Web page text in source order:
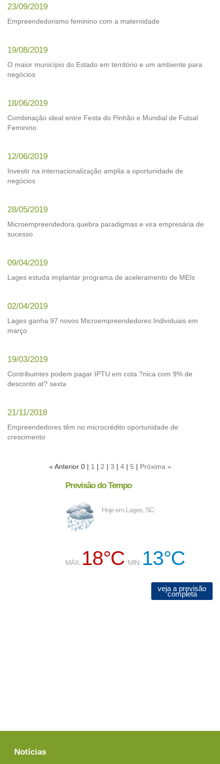
23/09/2019
Empreendedorismo feminino com a maternidade
19/08/2019
O maior município do Estado em território e um ambiente para
negócios
18/06/2019
Combinação ideal entre Festa do Pinhão e Mundial de Futsal
Feminino
12/06/2019
Investir na internacionalização amplia a oportunidade de
negócios
28/05/2019
Microempreendedora quebra paradigmas e vira empresária de
sucesso
09/04/2019
Lages estuda implantar programa de aceleramento de MEIs
02/04/2019
Lages ganha 97 novos Microempreendedores Individuais em
março
19/03/2019
Contribuintes podem pagar IPTU em cota ?nica com 9% de
desconto at? sexta
21/11/2018
Empreendedores têm no microcrédito oportunidade de
crescimento
« Anterior 0 | 1 | 2 | 3 | 4| 5 | Próxima »
Previsão do Tempo
Hoje em Lages, SC:
MÁX: 18°C MIN: 13°C
veja a previsão
completa
Notícias